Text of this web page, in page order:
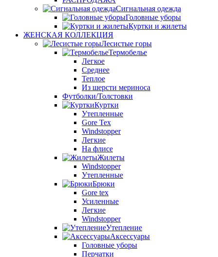
Сигнальная одежда
Головные уборы
Куртки и жилеты
ЖЕНСКАЯ КОЛЛЕКЦИЯ
Лесистые горы
Термобелье
Легкое
Среднее
Теплое
Из шерсти мериноса
Футболки/Толстовки
Куртки
Утепленные
Gore Tex
Windstopper
Легкие
На флисе
Жилеты
Windstopper
Утепленные
Брюки
Gore tex
Усиленные
Легкие
Windstopper
Утепление
Аксессуары
Головные уборы
Перчатки